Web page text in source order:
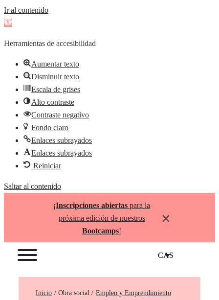
Ir al contenido
Abrir
de
herramientas
Herramientas de accesibilidad
Aumentar texto
Disminuir texto
Escala de grises
Alto contraste
Contraste negativo
Fondo claro
Enlaces subrayados
Enlaces subrayados
Reiniciar
Saltar al contenido
¡Inscripciones abiertas para la
próxima edición de nuestros
Bootcamps!
×
CAS
Inicio Empleo y Emprendimiento